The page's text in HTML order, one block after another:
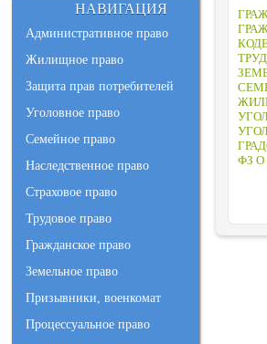
НАВИГАЦИЯ
Административное право
Жилищное право
Защита прав потребителей
Уголовное право
Семейное право
Наследственное право
Страховое право
Трудовое право
Гражданское право
Земельное право
Призывники, военкомат
Процессуальное право
ФЗ